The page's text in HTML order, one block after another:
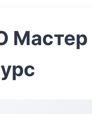
Мастер